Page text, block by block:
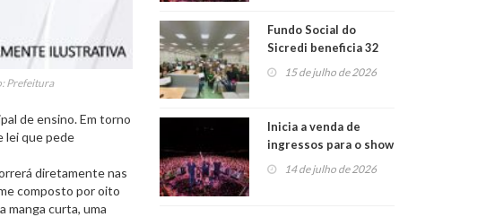
Prefeitura
de ensino. Em torno
lei que pede
diretamente nas
composto por oito
manga curta, uma
Fundo Social do
Sicredi beneficia 32
projetos em
Montenegro
15 de julho de 2026
Inicia a venda de
ingressos para o show
do Jota Quest nos 45
14 de julho de 2026